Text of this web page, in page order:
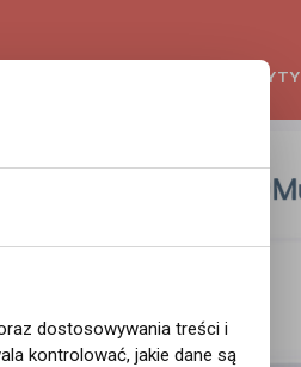
KREDYTY
dostosowywania treści i
kontrolować, jakie dane są